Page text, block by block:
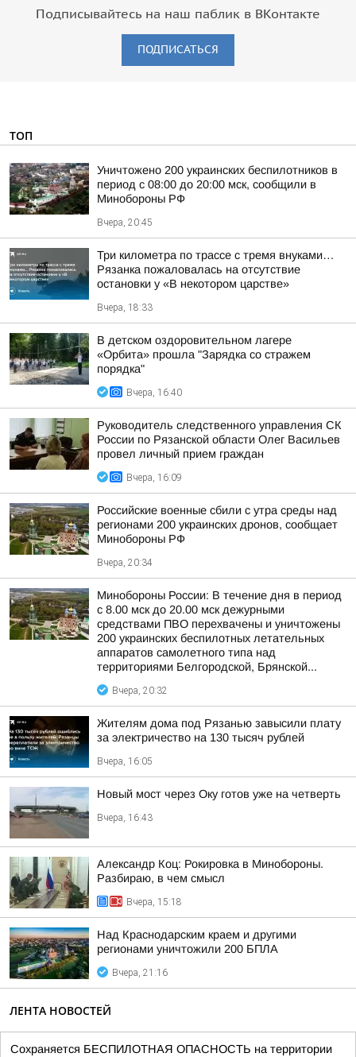
Подписывайтесь на наш паблик в ВКонтакте
ПОДПИСАТЬСЯ
ТОП
Уничтожено 200 украинских беспилотников в
период с 08:00 до 20:00 мск, сообщили в
Минобороны РФ
Вчера, 20:45
Три километра по трассе с тремя внуками…
Рязанка пожаловалась на отсутствие
остановки у «В некотором царстве»
Вчера, 18:33
В детском оздоровительном лагере
«Орбита» прошла "Зарядка со стражем
порядка"
Вчера, 16:40
Руководитель следственного управления СК
России по Рязанской области Олег Васильев
провел личный прием граждан
Вчера, 16:09
Российские военные сбили с утра среды над
регионами 200 украинских дронов, сообщает
Минобороны РФ
Вчера, 20:34
Минобороны России: В течение дня в период
с 8.00 мск до 20.00 мск дежурными
средствами ПВО перехвачены и уничтожены
200 украинских беспилотных летательных
аппаратов самолетного типа над
территориями Белгородской, Брянской...
Вчера, 20:32
Жителям дома под Рязанью завысили плату
за электричество на 130 тысяч рублей
Вчера, 16:05
Новый мост через Оку готов уже на четверть
Вчера, 16:43
Александр Коц: Рокировка в Минобороны.
Разбираю, в чем смысл
Вчера, 15:18
Над Краснодарским краем и другими
регионами уничтожили 200 БПЛА
Вчера, 21:16
ЛЕНТА НОВОСТЕЙ
Сохраняется БЕСПИЛОТНАЯ ОПАСНОСТЬ на территории